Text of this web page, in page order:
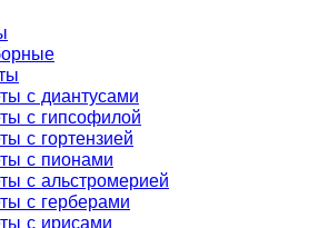
с диантусами
с гипсофилой
с гортензией
с пионами
с альстромерией
с герберами
с ирисами